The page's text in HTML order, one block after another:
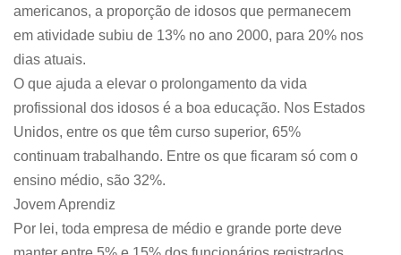
americanos, a proporção de idosos que permanecem
em atividade subiu de 13% no ano 2000, para 20% nos
dias atuais.
O que ajuda a elevar o prolongamento da vida
profissional dos idosos é a boa educação. Nos Estados
Unidos, entre os que têm curso superior, 65%
continuam trabalhando. Entre os que ficaram só com o
ensino médio, são 32%.
Jovem Aprendiz
Por lei, toda empresa de médio e grande porte deve